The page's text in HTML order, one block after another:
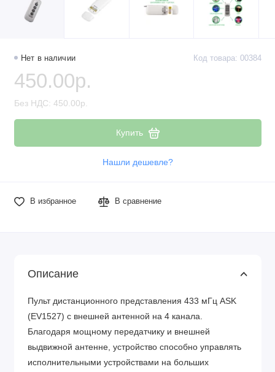
Нет в наличии Код товара: 00384
450.00р.
Без НДС: 450.00р.
Купить
Нашли дешевле?
В избранное В сравнение
Описание
Пульт дистанционного представления 433 мГц ASK
(EV1527) с внешней антенной на 4 канала.
Благодаря мощному передатчику и внешней
выдвижной антенне, устройство способно управлять
исполнительными устройствами на больших